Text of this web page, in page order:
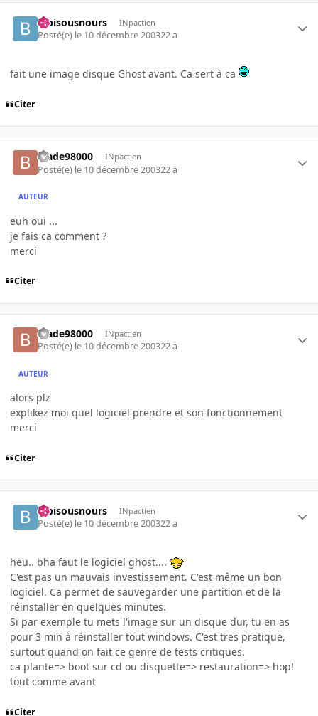
bibisousnours INpactien
Posté(e) le 10 décembre 200322 a
fait une image disque Ghost avant. Ca sert à ca
Citer
blade98000 INpactien
Posté(e) le 10 décembre 200322 a
AUTEUR
euh oui ...
je fais ca comment ?
merci
Citer
blade98000 INpactien
Posté(e) le 10 décembre 200322 a
AUTEUR
alors plz
explikez moi quel logiciel prendre et son fonctionnement
merci
Citer
bibisousnours INpactien
Posté(e) le 10 décembre 200322 a
heu.. bha faut le logiciel ghost....
C'est pas un mauvais investissement. C'est même un bon
logiciel. Ca permet de sauvegarder une partition et de la
réinstaller en quelques minutes.
Si par exemple tu mets l'image sur un disque dur, tu en as
pour 3 min à réinstaller tout windows. C'est tres pratique,
surtout quand on fait ce genre de tests critiques.
ca plante=> boot sur cd ou disquette=> restauration=> hop!
tout comme avant
Citer